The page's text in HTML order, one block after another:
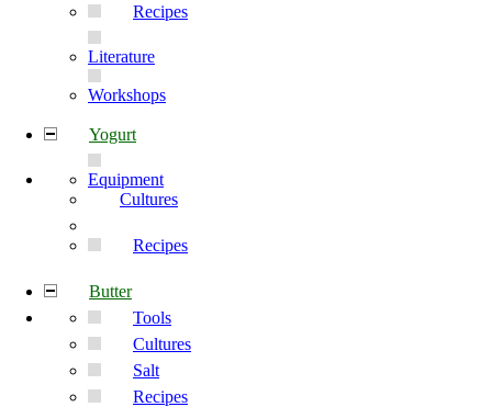
Recipes
Literature
Workshops
Yogurt
Equipment
Cultures
Recipes
Butter
Tools
Cultures
Salt
Recipes